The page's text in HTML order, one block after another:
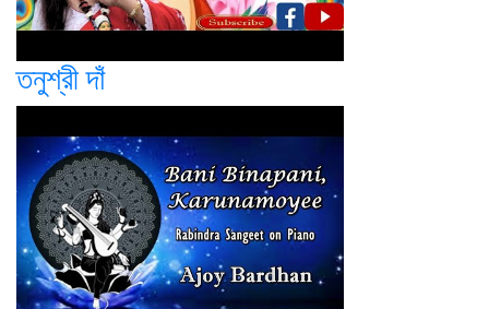
তনুশ্রী দাঁ